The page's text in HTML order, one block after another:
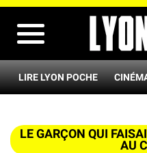
LIRE LYON POCHE
LE GARÇON QUI
AU